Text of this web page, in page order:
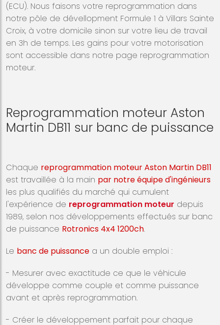
(ECU). Nous faisons votre reprogrammation dans
notre pôle de dévellopment Formule 1 à Villars Sainte
Croix, à votre domicile sinon sur votre lieu de travail
en 3h de temps. Les gains pour votre motorisation
sont accessible dans notre page reprogrammation
moteur.
Reprogrammation moteur Aston
Martin DB11 sur banc de puissance
Chaque reprogrammation moteur Aston Martin DB11
est travaillée à la main par notre équipe d'ingénieurs
les plus qualifiés du marché qui cumulent
l'expérience de reprogrammation moteur depuis
1989, selon nos développements effectués sur banc
de puissance Rotronics 4x4 1200ch.
Le banc de puissance a un double emploi :
- Mesurer avec exactitude ce que le véhicule
développe comme couple et comme puissance
avant et après reprogrammation.
- Créer le développement parfait pour chaque